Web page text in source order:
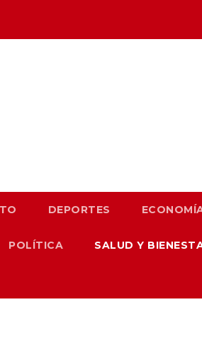
DEPORTES
POLÍTICA SALUD Y